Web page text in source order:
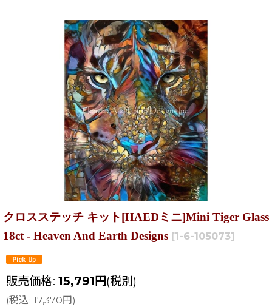
クロスステッチ キット[HAEDミニ]Mini Tiger Glass
18ct - Heaven And Earth Designs [1-6-105073]
販売価格: 15,791 円(税別)
(税込: 17,370円 )